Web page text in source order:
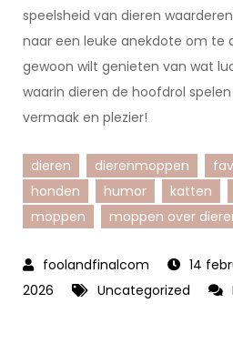
speelsheid van dieren
naar een leuke anekdote om te
gewoon wilt genieten van wat
waarin dieren de hoofdrol
vermaak en plezier!
dieren dierenmoppen
honden
humor katten
moppen
moppen over
14
2026
Uncategorized